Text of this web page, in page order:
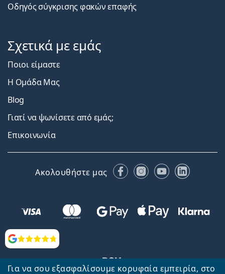
Για να σου εξασφαλίσουμε κορυφαία εμπειρία, στο
Αξιολογήσεις
Οδηγός σύγκρισης φακών επαφής
Σχετικά με εμάς
Ποιοι είμαστε
Η Ομάδα Μας
Blog
Γιατί να ψωνίσετε από εμάς;
Επικοινωνία
Ακολουθήστε μας FacebookInstagram
YouTubeLinkedIn